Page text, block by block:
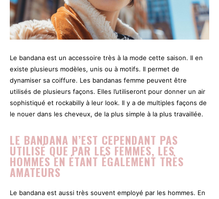
Le bandana est un accessoire très à la mode cette saison. Il en
existe plusieurs modèles, unis ou à motifs. Il permet de
dynamiser sa coiffure. Les bandanas femme peuvent être
utilisés de plusieurs façons. Elles l’utiliseront pour donner un air
sophistiqué et rockabilly à leur look. Il y a de multiples façons de
le nouer dans les cheveux, de la plus simple à la plus travaillée.
LE BANDANA N’EST CEPENDANT PAS
UTILISÉ QUE PAR LES FEMMES, LES
HOMMES EN ÉTANT ÉGALEMENT TRÈS
AMATEURS
Le bandana est aussi très souvent employé par les hommes. En